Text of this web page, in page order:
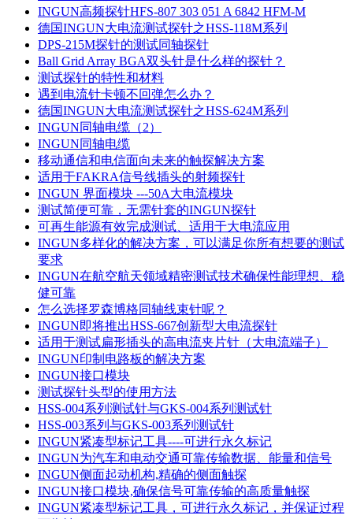
INGUN高频探针HFS-807 303 051 A 6842 HFM-M
德国INGUN大电流测试探针之HSS-118M系列
DPS-215M探针的测试同轴探针
Ball Grid Array BGA双头针是什么样的探针？
测试探针的特性和材料
遇到电流针卡顿不回弹怎么办？
德国INGUN大电流测试探针之HSS-624M系列
INGUN同轴电缆（2）
INGUN同轴电缆
移动通信和电信面向未来的触探解决方案
适用于FAKRA信号线插头的射频探针
INGUN 界面模块 ---50A大电流模块
测试简便可靠，无需针套的INGUN探针
可再生能源有效完成测试、适用于大电流应用
INGUN多样化的解决方案，可以满足你所有想要的测试
要求
INGUN在航空航天领域精密测试技术确保性能理想、稳
健可靠
怎么选择罗森博格同轴线束针呢？
INGUN即将推出HSS-667创新型大电流探针
适用于测试扁形插头的高电流夹片针（大电流端子）
INGUN印制电路板的解决方案
INGUN接口模块
测试探针头型的使用方法
HSS-004系列测试针与GKS-004系列测试针
HSS-003系列与GKS-003系列测试针
INGUN紧凑型标记工具----可进行永久标记
INGUN为汽车和电动交通可靠传输数据、能量和信号
INGUN侧面起动机构,精确的侧面触探
INGUN接口模块,确保信号可靠传输的高质量触探
INGUN紧凑型标记工具，可进行永久标记，并保证过程